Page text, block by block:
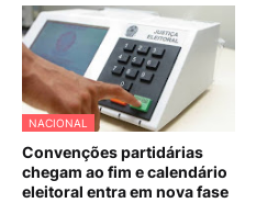
NACIONAL
Convenções partidárias
chegam ao fim e calendário
eleitoral entra em nova fase